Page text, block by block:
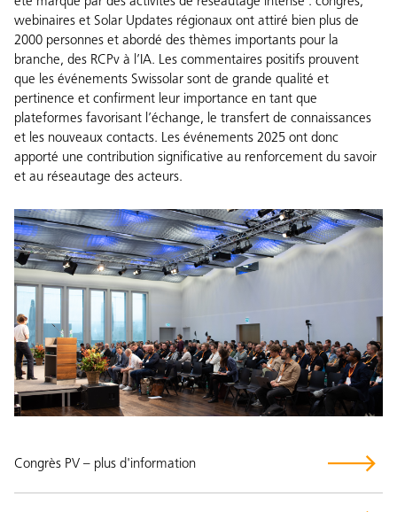
webinaires et Solar Updates régionaux ont attiré bien plus de
2000 personnes et abordé des thèmes importants pour la
branche, des RCPv à l’IA. Les commentaires positifs prouvent
que les événements Swissolar sont de grande qualité et
pertinence et confirment leur importance en tant que
plateformes favorisant l’échange, le transfert de connaissances
et les nouveaux contacts. Les événements 2025 ont donc
apporté une contribution significative au renforcement du savoir
et au réseautage des acteurs.
Congrès PV – plus d'information